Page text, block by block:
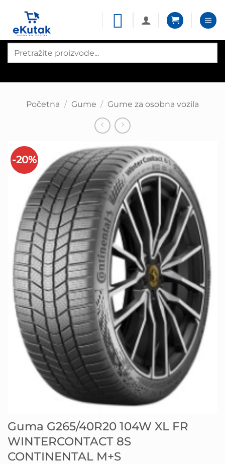
content
search
Početna / Gume / Gume za osobna vozila
-20%
Guma G265/40R20 104W XL FR
WINTERCONTACT 8S
CONTINENTAL M+S